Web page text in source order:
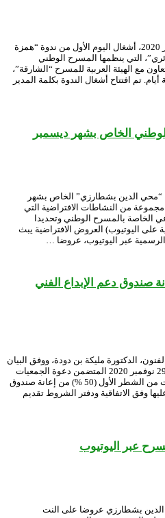
انطلقت صبيحة يوم السبت 12 ديسمبر 2020، أشغال اليوم الأول من ندوة “همزة
التي ينظمها المسرح الوطني
مع الهيئة العربية للمسرح “الشارقة”،
تم افتتاح أشغال الندوة بكلمة المدير
الخاص بشهر ديسمبر
“محي الدين بشطارزي” الخاص بشهر
من النشاطات الافتراضية التي
الخاصة بالمسرح الوطني وتحديدا
على اليوتيوب) العروض الافتراضية يبث
عبر اليوتيوب، عروضا …
صندوق دعم الإبداع الفني
الدكتورة مليكة بن دودة، ووفق البيان
الصادر عن وزارة الثقافة والفنون يوم 29 نوفمبر 2020 المتضمن دعوة الجمعيات
والتعاونيات والمؤسسات التي استفادت من الشطر الأول (50 %) من إعانة صندوق
وفق الاتفاقية ودفتر الشروط تقديم
عبر اليوتيوب
بشطارزي عروضا على النت